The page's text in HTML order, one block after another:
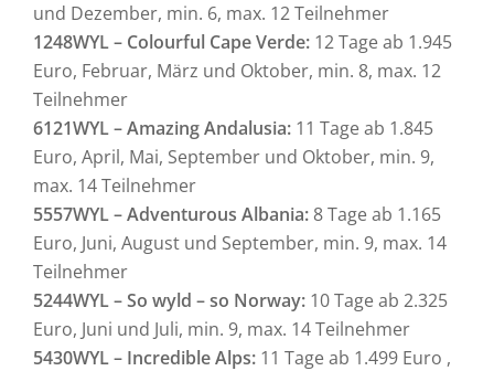
und Dezember, min. 6, max. 12 Teilnehmer
1248WYL – Colourful Cape Verde: 12 Tage ab 1.945
Euro, Februar, März und Oktober, min. 8, max. 12
Teilnehmer
6121WYL – Amazing Andalusia: 11 Tage ab 1.845
Euro, April, Mai, September und Oktober, min. 9,
max. 14 Teilnehmer
5557WYL – Adventurous Albania: 8 Tage ab 1.165
Euro, Juni, August und September, min. 9, max. 14
Teilnehmer
5244WYL – So wyld – so Norway: 10 Tage ab 2.325
Euro, Juni und Juli, min. 9, max. 14 Teilnehmer
5430WYL – Incredible Alps: 11 Tage ab 1.499 Euro ,